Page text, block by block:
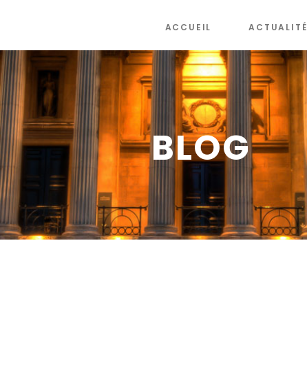
ACCUEIL ACTUALITÉ
BLOG